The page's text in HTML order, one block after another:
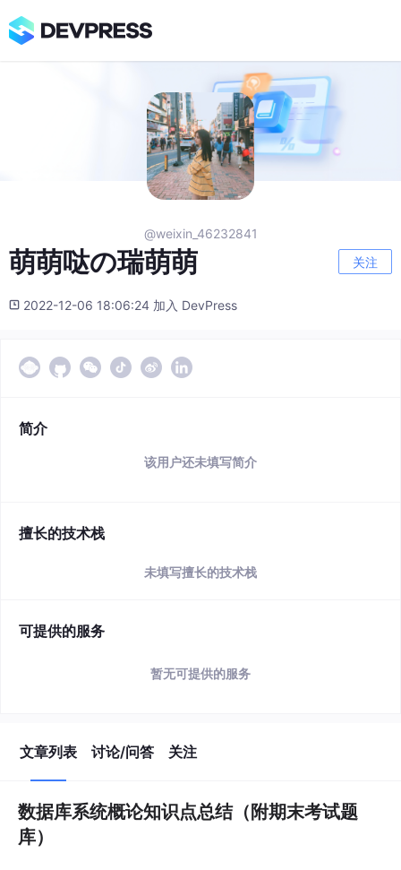
@weixin_46232841
萌萌哒の瑞萌萌 关注
2022-12-06 18:06:24 加入 DevPress
简介
该用户还未填写简介
擅长的技术栈
未填写擅长的技术栈
可提供的服务
暂无可提供的服务
文章列表 讨论/问答 关注
数据库系统概论知识点总结（附期末考试题
库）